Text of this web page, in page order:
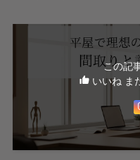
この記
いいね ま